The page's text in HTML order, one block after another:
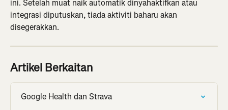
ini. Setelah muat naik automatik dinyahaktifkan atau
integrasi diputuskan, tiada aktiviti baharu akan
disegerakkan.
Artikel Berkaitan
Google Health dan Strava